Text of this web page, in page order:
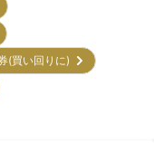
(買い回りに)